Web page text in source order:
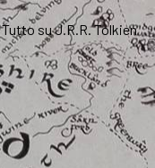
Tutto su J.R.R. Tolkien